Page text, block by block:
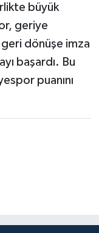
büyük
geriye
dönüşe imza
başardı. Bu
puanını